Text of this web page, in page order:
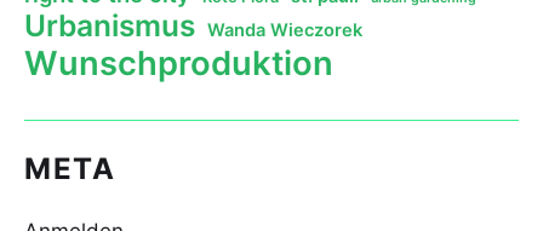
Urbanismus Wanda Wieczorek
Wunschproduktion
META